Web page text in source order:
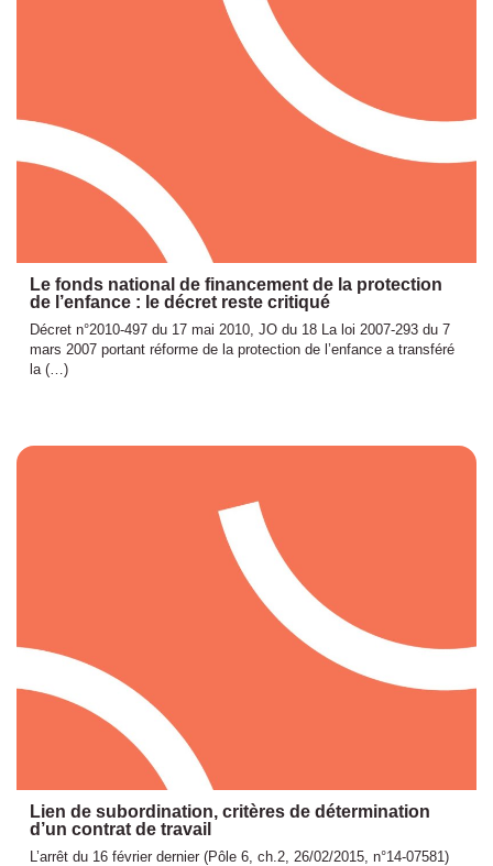
Le fonds national de financement de la protection
de l’enfance : le décret reste critiqué
Décret n°2010-497 du 17 mai 2010, JO du 18 La loi 2007-293 du 7
mars 2007 portant réforme de la protection de l’enfance a transféré
la (…)
Lien de subordination, critères de détermination
d’un contrat de travail
L’arrêt du 16 février dernier (Pôle 6, ch.2, 26/02/2015, n°14-07581)